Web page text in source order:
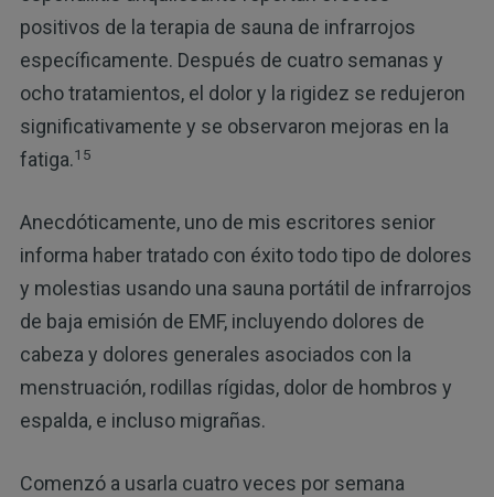
positivos de la terapia de sauna de infrarrojos
específicamente. Después de cuatro semanas y
ocho tratamientos, el dolor y la rigidez se redujeron
significativamente y se observaron mejoras en la
fatiga.15
Anecdóticamente, uno de mis escritores senior
informa haber tratado con éxito todo tipo de dolores
y molestias usando una sauna portátil de infrarrojos
de baja emisión de EMF, incluyendo dolores de
cabeza y dolores generales asociados con la
menstruación, rodillas rígidas, dolor de hombros y
espalda, e incluso migrañas.
Comenzó a usarla cuatro veces por semana